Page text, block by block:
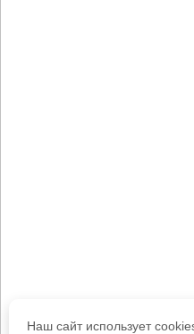
Наш сайт использует